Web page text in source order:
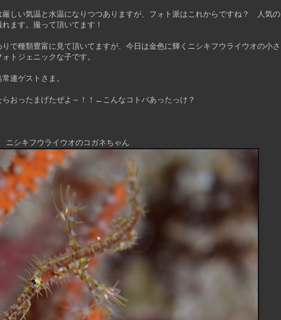
しい気温と水温になりつつありますが、フォト派はこれからですね？ 人気の
ます。撮って頂いてます！
で種類豊富に見て頂いてますが、今日は金色に輝くニシキフウライウオの小さ
トジェニックな子です。
常連ゲストさま。
おったまげたぜよ～！！←こんなコトバあったっけ？
ニシキフウライウオのコガネちゃん